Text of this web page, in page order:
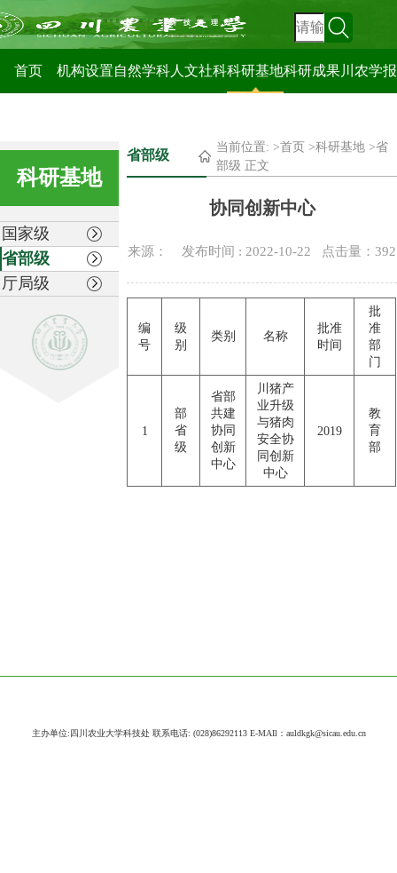
科技管理处
首页 机构设置自然学科人文社科科研基地科研成果川农学报
科研基地
国家级
省部级
厅局级
省部级
当前位置: >首页 >科研基地 >省
部级 正文
协同创新中心
来源： 发布时间 : 2022-10-22 点击量：392
编
号
级
别
类别 名称
批准
时间
批
准
部
门
1
部
省
级
省部
共建
协同
创新
中心
川猪产
业升级
与猪肉
安全协
同创新
中心
2019
教
育
部
主办单位:四川农业大学科技处 联系电话: (028)86292113 E-MAIl：auldkgk@sicau.edu.cn